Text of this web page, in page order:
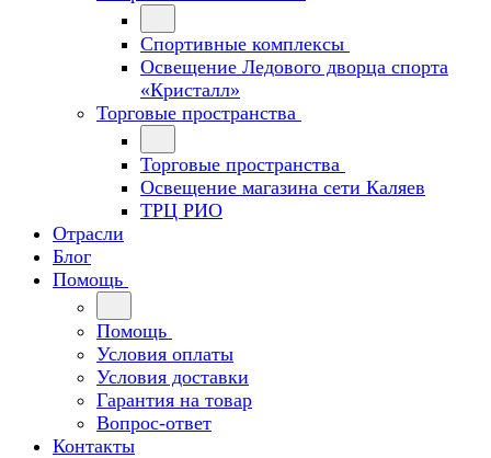
Спортивные комплексы
Освещение Ледового дворца спорта
«Кристалл»
Торговые пространства
Торговые пространства
Освещение магазина сети Каляев
ТРЦ РИО
Отрасли
Блог
Помощь
Помощь
Условия оплаты
Условия доставки
Гарантия на товар
Вопрос-ответ
Контакты